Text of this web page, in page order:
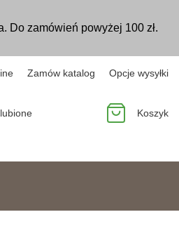
Do zamówień powyżej 100 zł.
Zamów katalog Opcje wysyłki
Koszyk